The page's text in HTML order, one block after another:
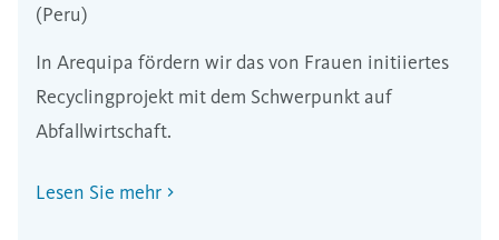
(Peru)
In Arequipa fördern wir das von Frauen initiiertes
Recyclingprojekt mit dem Schwerpunkt auf
Abfallwirtschaft.
Lesen Sie mehr